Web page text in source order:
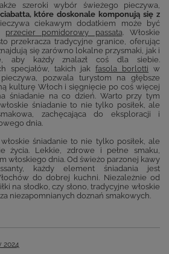
szeroki wybór świeżego pieczywa,
które doskonale komponują się z
ciekawym dodatkiem może być
przecier pomidorowy passata. Włoskie
przekracza tradycyjne granice, oferując
się zarówno lokalne przysmaki, jak i
aby każdy znalazł coś dla siebie.
specjałów, takich jakfasola borlotti w
pozwala turystom na głębsze
kulturę Włoch i sięgnięcie po coś więcej
śniadanie na co dzień. Warto przy tym
śniadanie to nie tylko posiłek, ale
zachęcająca do eksploracji i
dnia.
śniadanie to nie tylko posiłek, ale
życia. Lekkie, zdrowe i pełne smaku,
włoskiego dnia. Od świeżo parzonej kawy
każdy element śniadania jest
do dobrej kuchni. Niezależnie od
na słodko, czy słono, tradycyjne włoskie
niezapomnianych doznań smakowych.
2024